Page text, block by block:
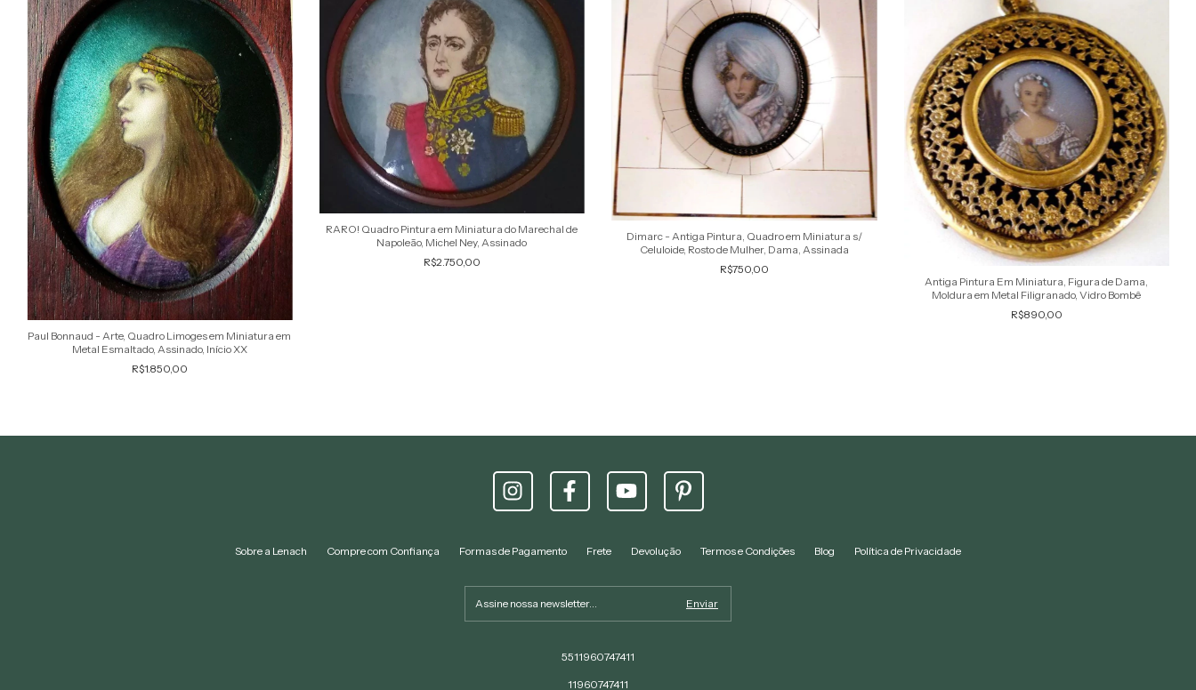
Paul Bonnaud - Arte, Quadro Limoges em Miniatura em
Metal Esmaltado, Assinado, Início XX
R$1.850,00
RARO! Quadro Pintura em Miniatura do Marechal de
Napoleão, Michel Ney, Assinado
R$2.750,00
Dimarc - Antiga Pintura, Quadro em Miniatura s/
Celuloide, Rosto de Mulher, Dama, Assinada
R$750,00
Antiga Pintura Em Miniatura, Figura de Dama,
Moldura em Metal Filigranado, Vidro Bombê
R$890,00
Sobre a Lenach Compre com Confiança Formas de Pagamento Frete Devolução Termos e Condições Blog Política de Privacidade
5511960747411
11960747411